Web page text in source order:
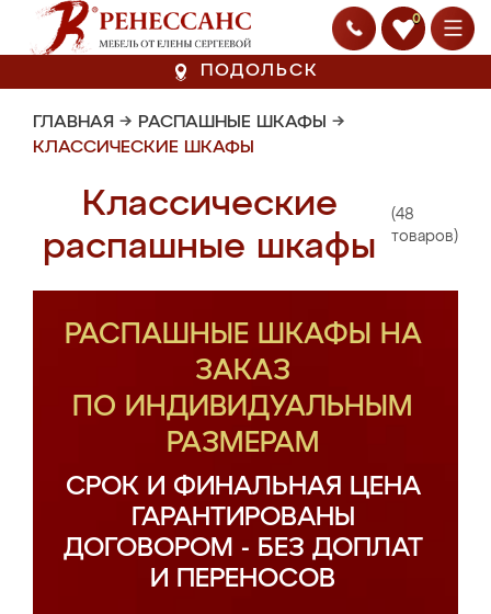
0
ПОДОЛЬСК
ГЛАВНАЯ → РАСПАШНЫЕ ШКАФЫ →
КЛАССИЧЕСКИЕ ШКАФЫ
Классические
распашные шкафы
(48
товаров)
РАСПАШНЫЕ ШКАФЫ НА
ЗАКАЗ
ПО ИНДИВИДУАЛЬНЫМ
РАЗМЕРАМ
СРОК И ФИНАЛЬНАЯ ЦЕНА
ГАРАНТИРОВАНЫ
ДОГОВОРОМ - БЕЗ ДОПЛАТ
И ПЕРЕНОСОВ